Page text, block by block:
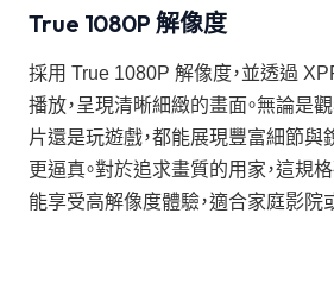
True 1080P 解像度
採用 True 1080P 解像度，並透過
播放，呈現清晰細緻的畫面。無論是
片還是玩遊戲，都能展現豐富細節與
更逼真。對於追求畫質的用家，這規
能享受高解像度體驗，適合家庭影院